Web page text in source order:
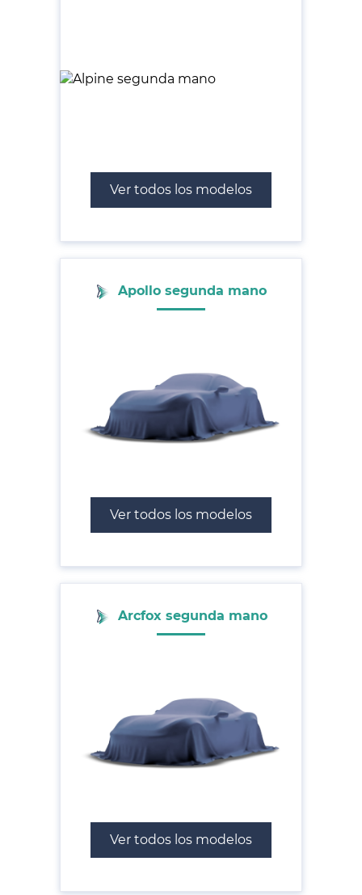
Ver todos los modelos
Apollo segunda mano
Ver todos los modelos
Arcfox segunda mano
Ver todos los modelos